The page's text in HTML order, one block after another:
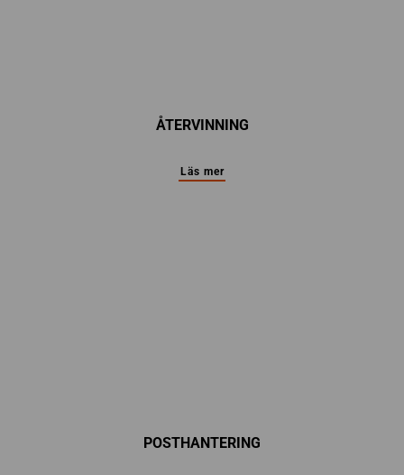
ÅTERVINNING
Läs mer
POSTHANTERING